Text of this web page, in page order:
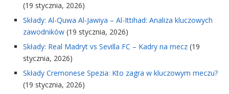
(19 stycznia, 2026)
Składy: Al-Quwa Al-Jawiya – Al-Ittihad: Analiza kluczowych
zawodników (19 stycznia, 2026)
Składy: Real Madryt vs Sevilla FC – Kadry na mecz (19
stycznia, 2026)
Składy Cremonese Spezia: Kto zagra w kluczowym meczu?
(19 stycznia, 2026)